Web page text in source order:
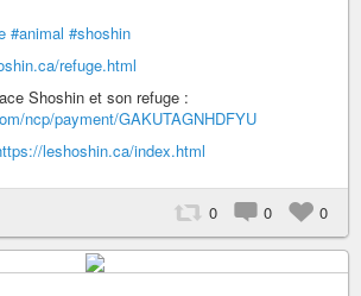
#animal #shoshin
refuge.html
Shoshin et son refuge :
ncp/payment/GAKUTAGNHDFYU
leshoshin.ca/index.html
0 0 0